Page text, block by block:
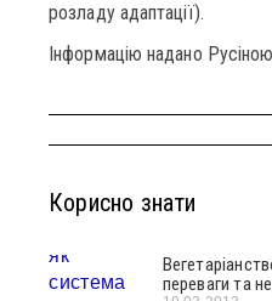
розладу адаптації).
Інформацію надано
Корисно знати
переваги та